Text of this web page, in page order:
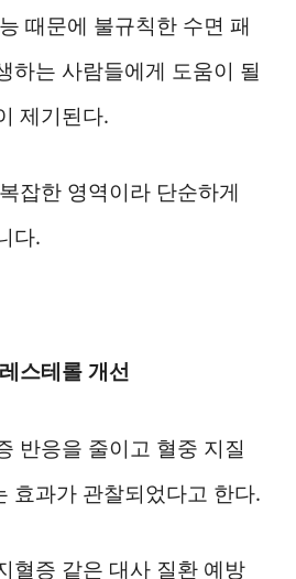
때문에 불규칙한 수면 패
하는 사람들에게 도움이 될
제기된다.
잡한 영역이라 단순하게
다.
스테롤 개선
반응을 줄이고 혈중 지질
효과가 관찰되었다고 한다.
혈증 같은 대사 질환 예방